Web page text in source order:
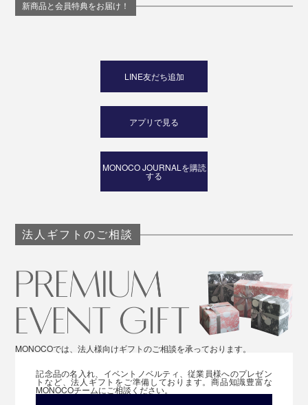
新商品と会員特典をお届け！
LINE友だち追加
アプリで見る
MONOCO JOURNALを購読
する
法人ギフトのご相談
MONOCOでは、法人様向けギフトのご相談を承っております。
記念品の名入れ、イベントノベルティ、従業員様へのプレゼン
トなど、法人ギフトをご準備しております。商品知識豊富な
MONOCOチームにご相談ください。